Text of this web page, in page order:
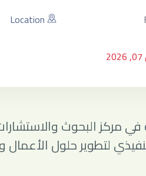
Location
مركز البحوث
لتطوير حلول الأعمال